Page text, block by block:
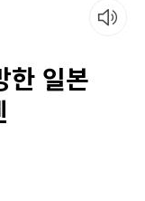
한 일본